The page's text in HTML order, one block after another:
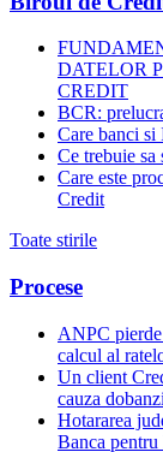
DATELOR
CREDIT
BCR:
Care banci
Ce trebuie
Care este
Credit
Toate stirile
Procese
ANPC
calcul al
Un client
cauza
Hotararea
Banca